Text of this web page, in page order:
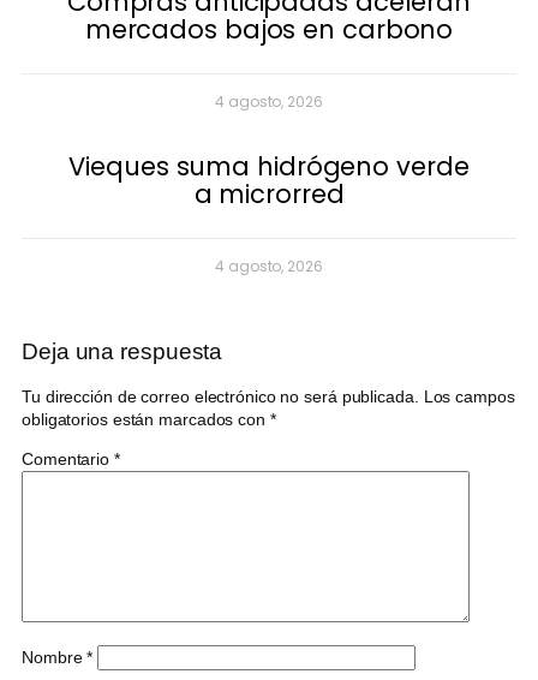
mercados bajos en carbono
4 agosto, 2026
Vieques suma hidrógeno verde
a microrred
4 agosto, 2026
Deja una respuesta
Tu dirección de correo electrónico no será publicada.
Los campos
obligatorios están marcados con *
Comentario *
Nombre*